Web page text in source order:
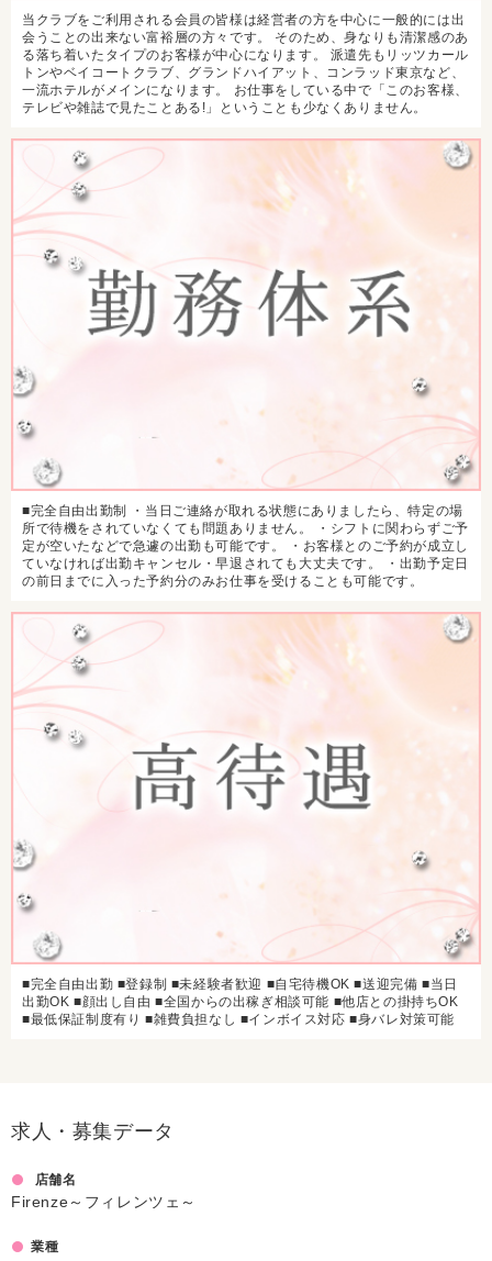
当クラブをご利用される会員の皆様は経営者の方を中心に一般的には出
会うことの出来ない富裕層の方々です。 そのため、身なりも清潔感のあ
る落ち着いたタイプのお客様が中心になります。 派遣先もリッツカール
トンやベイコートクラブ、グランドハイアット、コンラッド東京など、
一流ホテルがメインになります。 お仕事をしている中で「このお客様、
テレビや雑誌で見たことある!」ということも少なくありません。
■完全自由出勤制 ・当日ご連絡が取れる状態にありましたら、特定の場
所で待機をされていなくても問題ありません。 ・シフトに関わらずご予
定が空いたなどで急遽の出勤も可能です。 ・お客様とのご予約が成立し
ていなければ出勤キャンセル・早退されても大丈夫です。 ・出勤予定日
の前日までに入った予約分のみお仕事を受けることも可能です。
■完全自由出勤 ■登録制 ■未経験者歓迎 ■自宅待機OK ■送迎完備 ■当日
出勤OK ■顔出し自由 ■全国からの出稼ぎ相談可能 ■他店との掛持ちOK
■最低保証制度有り ■雑費負担なし ■インボイス対応 ■身バレ対策可能
求人・募集データ
店舗名
Firenze～フィレンツェ～
業種